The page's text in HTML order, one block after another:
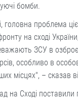
бомби.
головна проблема
фронту на сході
ЗСУ в
особливо в
місцях", – сказав
на Сході поставили